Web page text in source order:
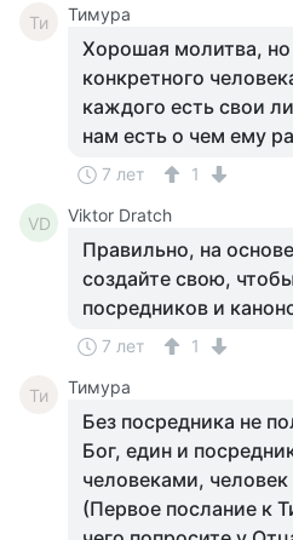
Ти Тимура
Хорошая молитва,
конкретного
каждого есть свои
нам есть о чем ему
7 лет 1
VD Viktor Dratch
Правильно, на
создайте свою,
посредников и
7 лет 1
Ти Тимура
Без посредника не
Бог, един и
человеками,
(Первое послание к